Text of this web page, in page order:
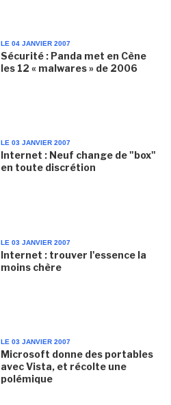
LE 04 JANVIER 2007
Sécurité : Panda met en Cène
les 12 « malwares » de 2006
LE 03 JANVIER 2007
Internet : Neuf change de "box"
en toute discrétion
LE 03 JANVIER 2007
Internet : trouver l'essence la
moins chère
LE 03 JANVIER 2007
Microsoft donne des portables
avec Vista, et récolte une
polémique